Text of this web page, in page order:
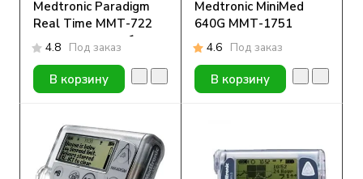
Medtronic Paradigm
Real Time ММТ-722
по программе обмена
4.8 Под заказ
В корзину
Medtronic MiniMed
640G ММТ-1751
4.6 Под заказ
В корзину